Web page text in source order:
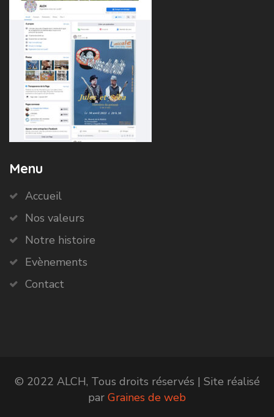
Menu
Accueil
Nos valeurs
Notre histoire
Evènements
Contact
© 2022 ALCH, Tous droits réservés | Site réalisé
par Graines de web